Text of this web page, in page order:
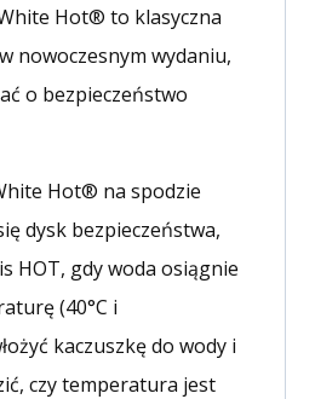
Hot® to klasyczna
nowoczesnym wydaniu,
o bezpieczeństwo
Hot® na spodzie
dysk bezpieczeństwa,
HOT, gdy woda osiągnie
(40°C i
kaczuszkę do wody i
czy temperatura jest